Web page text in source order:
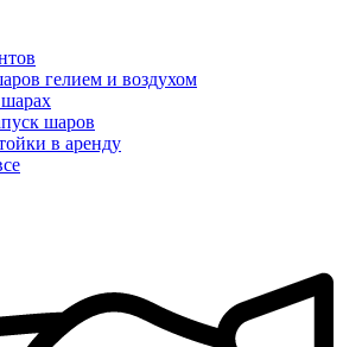
гелием и воздухом
шаров
в аренду